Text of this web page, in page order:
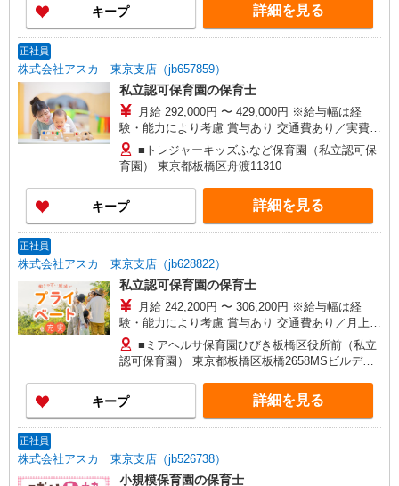
キープ 詳細を見る
正社員
株式会社アスカ 東京支店（jb657859）
私立認可保育園の保育士
月給 292,000円 〜 429,000円 ※給与幅は経
験・能力により考慮 賞与あり 交通費あり／実費支
給（上限30,000円） ▽内訳 基本給：195,000円〜
292,000円（給与は経験により算出） 特別手当：
89,000円/月 処遇改善3：8,000円/月（年度末に調
整有） 処遇改善2：0〜40,000円/月（規定有）
■トレジャーキッズふなど保育園（私立認可保
育園） 東京都板橋区舟渡11310
キープ 詳細を見る
正社員
株式会社アスカ 東京支店（jb628822）
私立認可保育園の保育士
月給 242,200円 〜 306,200円 ※給与幅は経
験・能力により考慮 賞与あり 交通費あり／月上限
50,000円 〜各種手当〜 資格手当：20,000円 諸手
当：40,200円 ≪経験年数ごとの月給目安≫ ・経験
2年：255,000円〜 ・経験4年：267,800円〜 ・経
験6年：280,600円〜 ・経験8年：293,400円〜 ・
経験10年：306,200円〜
■ミアヘルサ保育園ひびき板橋区役所前（私立
認可保育園） 東京都板橋区板橋2658MSビルディ
キープ 詳細を見る
正社員
株式会社アスカ 東京支店（jb526738）
小規模保育園の保育士